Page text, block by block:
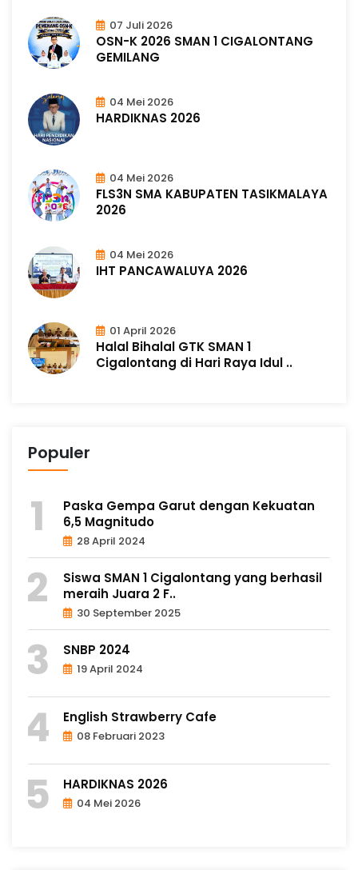
07 Juli 2026
OSN-K 2026 SMAN 1 CIGALONTANG
GEMILANG
04 Mei 2026
HARDIKNAS 2026
04 Mei 2026
FLS3N SMA KABUPATEN TASIKMALAYA
2026
04 Mei 2026
IHT PANCAWALUYA 2026
01 April 2026
Halal Bihalal GTK SMAN 1
Cigalontang di Hari Raya Idul ..
Populer
Paska Gempa Garut dengan Kekuatan
6,5 Magnitudo
28 April 2024
Siswa SMAN 1 Cigalontang yang berhasil
meraih Juara 2 F..
30 September 2025
SNBP 2024
19 April 2024
English Strawberry Cafe
08 Februari 2023
HARDIKNAS 2026
04 Mei 2026